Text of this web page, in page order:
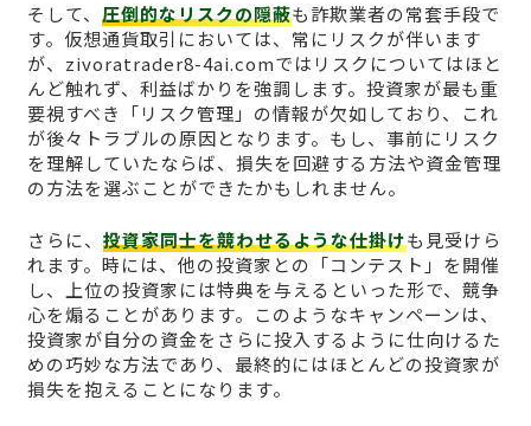
そして、 圧倒的なリスクの隠蔽も詐欺業者の常套手段で
す。仮想通貨取引においては、常にリスクが伴います
が、zivoratrader8-4ai.comではリスクについてはほと
んど触れず、利益ばかりを強調します。投資家が最も重
要視すべき「リスク管理」の情報が欠如しており、これ
が後々トラブルの原因となります。もし、事前にリスク
を理解していたならば、損失を回避する方法や資金管理
の方法を選ぶことができたかもしれません。
さらに、 投資家同士を競わせるような仕掛けも見受けら
れます。時には、他の投資家との「コンテスト」を開催
し、上位の投資家には特典を与えるといった形で、競争
心を煽ることがあります。このようなキャンペーンは、
投資家が自分の資金をさらに投入するように仕向けるた
めの巧妙な方法であり、最終的にはほとんどの投資家が
損失を抱えることになります。